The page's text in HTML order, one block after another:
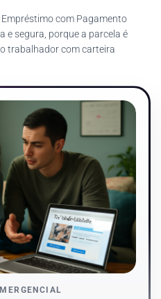
com Pagamento
e segura, porque a parcela é
trabalhador com carteira